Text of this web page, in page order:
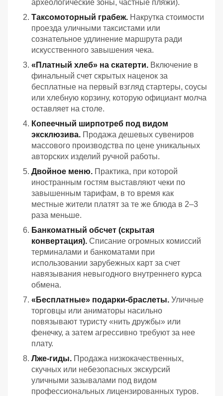
археологические зоны, частные пляжи).
Таксомоторный грабеж. Накрутка стоимости
проезда уличными таксистами или
сознательное удлинение маршрута ради
искусственного завышения чека.
«Платный хлеб» на скатерти. Включение в
финальный счет скрытых наценок за
бесплатные на первый взгляд стартеры, соусы
или хлебную корзину, которую официант молча
оставляет на столе.
Копеечный ширпотреб под видом
эксклюзива. Продажа дешевых сувениров
массового производства по цене уникальных
авторских изделий ручной работы.
Двойное меню. Практика, при которой
иностранным гостям выставляют чеки по
завышенным тарифам, в то время как
местные жители платят за те же блюда в 2–3
раза меньше.
Банкоматный обсчет (скрытая
конвертация). Списание огромных комиссий
терминалами и банкоматами при
использовании зарубежных карт за счет
навязывания невыгодного внутреннего курса
обмена.
«Бесплатные» подарки-браслеты. Уличные
торговцы или аниматоры насильно
повязывают туристу «нить дружбы» или
фенечку, а затем агрессивно требуют за нее
плату.
Лже-гиды. Продажа низкокачественных,
скучных или небезопасных экскурсий
уличными зазывалами под видом
профессиональных лицензированных туров.